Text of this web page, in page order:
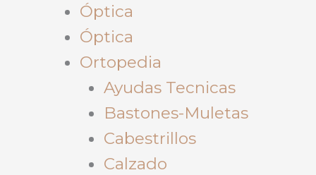
Óptica
Óptica
Ortopedia
Ayudas Tecnicas
Bastones-Muletas
Cabestrillos
Calzado